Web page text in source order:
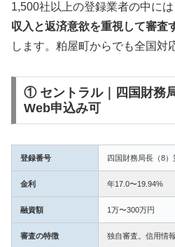
1,500社以上の登録業者の中には
収入と返済意欲を重視して審査
します。粕屋町からでも全国対
① セントラル｜四国財務
Web申込み可
登録番号 四国財務局長（8）
金利 年17.0〜19.94%
融資額 1万〜300万円
審査の特徴 独自審査。信用情